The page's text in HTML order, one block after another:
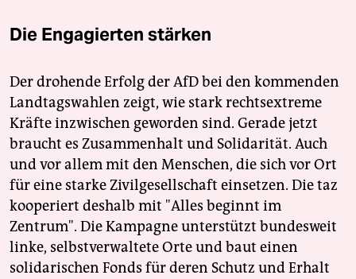
Die Engagierten stärken
Der drohende Erfolg der AfD bei den kommenden
Landtagswahlen zeigt, wie stark rechtsextreme
Kräfte inzwischen geworden sind. Gerade jetzt
braucht es Zusammenhalt und Solidarität. Auch
und vor allem mit den Menschen, die sich vor Ort
für eine starke Zivilgesellschaft einsetzen. Die taz
kooperiert deshalb mit "Alles beginnt im
Zentrum". Die Kampagne unterstützt bundesweit
linke, selbstverwaltete Orte und baut einen
solidarischen Fonds für deren Schutz und Erhalt